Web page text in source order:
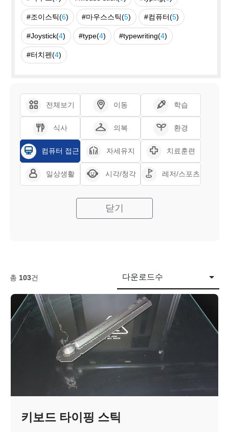
#조이스틱(6) #마우스스틱(5) #컴퓨터(5)
#Joystick(4) #type(4) #typewriting(4)
#터치펜(4)
전체보기 이동 학습
식사 의복 환경
컴퓨터 접근 자세유지 치료훈련
일상생활 시각/청각 레저/스포츠
닫기
총 103건 다운로드수
키보드 타이핑 스틱